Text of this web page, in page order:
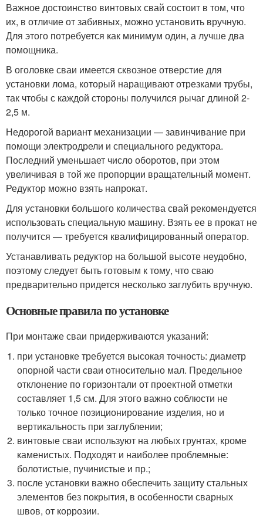
Важное достоинство винтовых свай состоит в том, что
их, в отличие от забивных, можно установить вручную.
Для этого потребуется как минимум один, а лучше два
помощника.
В оголовке сваи имеется сквозное отверстие для
установки лома, который наращивают отрезками трубы,
так чтобы с каждой стороны получился рычаг длиной 2-
2,5 м.
Недорогой вариант механизации — завинчивание при
помощи электродрели и специального редуктора.
Последний уменьшает число оборотов, при этом
увеличивая в той же пропорции вращательный момент.
Редуктор можно взять напрокат.
Для установки большого количества свай рекомендуется
использовать специальную машину. Взять ее в прокат не
получится — требуется квалифицированный оператор.
Устанавливать редуктор на большой высоте неудобно,
поэтому следует быть готовым к тому, что сваю
предварительно придется несколько заглубить вручную.
Основные правила по установке
При монтаже сваи придерживаются указаний:
при установке требуется высокая точность: диаметр
опорной части сваи относительно мал. Предельное
отклонение по горизонтали от проектной отметки
составляет 1,5 см. Для этого важно соблюсти не
только точное позиционирование изделия, но и
вертикальность при заглублении;
винтовые сваи используют на любых грунтах, кроме
каменистых. Подходят и наиболее проблемные:
болотистые, пучинистые и пр.;
после установки важно обеспечить защиту стальных
элементов без покрытия, в особенности сварных
швов, от коррозии.